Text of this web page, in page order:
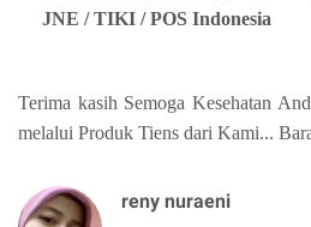
JNE / TIKI / POS Indonesia
Terima kasih Semoga Kesehatan
melalui Produk Tiens dari Kami...
reny nuraeni